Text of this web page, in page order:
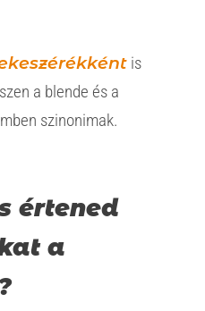
is
a blende és a
szinonimak.
értened
a